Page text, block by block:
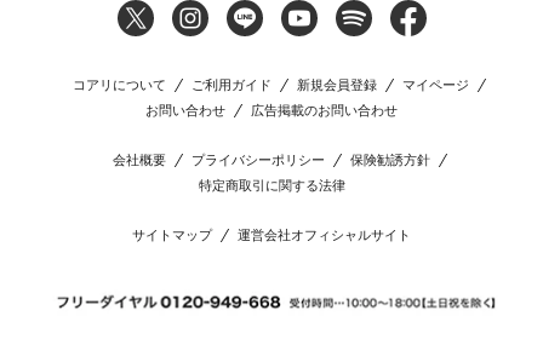
コアリについて ご利用ガイド 新規会員登録
マイページ
お問い合わせ
広告掲載のお問い合わせ
会社概要 プライバシーポリシー
保険勧誘方針
特定商取引に関する法律
サイトマップ 運営会社オフィシャルサイト